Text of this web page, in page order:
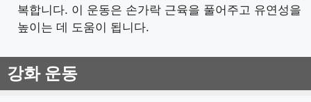
복합니다. 이 운동은 손가락 근육을 풀어주고 유연성을
높이는 데 도움이 됩니다.
강화 운동